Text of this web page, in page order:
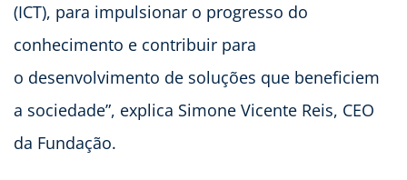
(ICT), para impulsionar o progresso do
conhecimento e contribuir para
o desenvolvimento de soluções que beneficiem
a sociedade”, explica Simone Vicente Reis, CEO
da Fundação.